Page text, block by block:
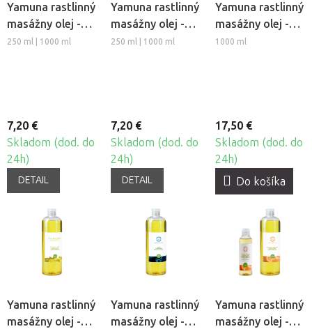
Yamuna rastlinný
masážny olej -
Hrozno
250 ml | 1000 ml
7,20 €
Skladom (dod. do
24h)
DETAIL
Yamuna rastlinný
masážny olej -
Medovka
250 ml | 1000 ml
7,20 €
Skladom (dod. do
24h)
DETAIL
Yamuna rastlinný
masážny olej -
Mango
1000 ml
17,50 €
Skladom (dod. do
24h)
Do košíka
Yamuna rastlinný
masážny olej -
Yamuna rastlinný
masážny olej -
Yamuna rastlinný
masážny olej -